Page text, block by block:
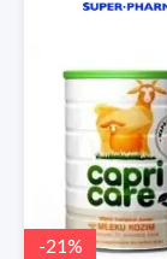
-21%